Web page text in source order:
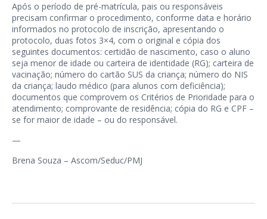
Após o período de pré-matrícula, pais ou responsáveis
precisam confirmar o procedimento, conforme data e horário
informados no protocolo de inscrição, apresentando o
protocolo, duas fotos 3×4, com o original e cópia dos
seguintes documentos: certidão de nascimento, caso o aluno
seja menor de idade ou carteira de identidade (RG); carteira de
vacinação; número do cartão SUS da criança; número do NIS
da criança; laudo médico (para alunos com deficiência);
documentos que comprovem os Critérios de Prioridade para o
atendimento; comprovante de residência; cópia do RG e CPF –
se for maior de idade – ou do responsável.
—
Brena Souza – Ascom/Seduc/PMJ